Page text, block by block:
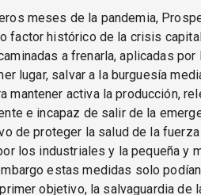
meses de la pandemia,
factor histórico de la crisis
a frenarla, aplicadas
lugar, salvar a la burguesía
mantener activa la producción,
e incapaz de salir de la
de proteger la salud de la
los industriales y la pequeña y
estas medidas solo
objetivo, la salvaguardia de